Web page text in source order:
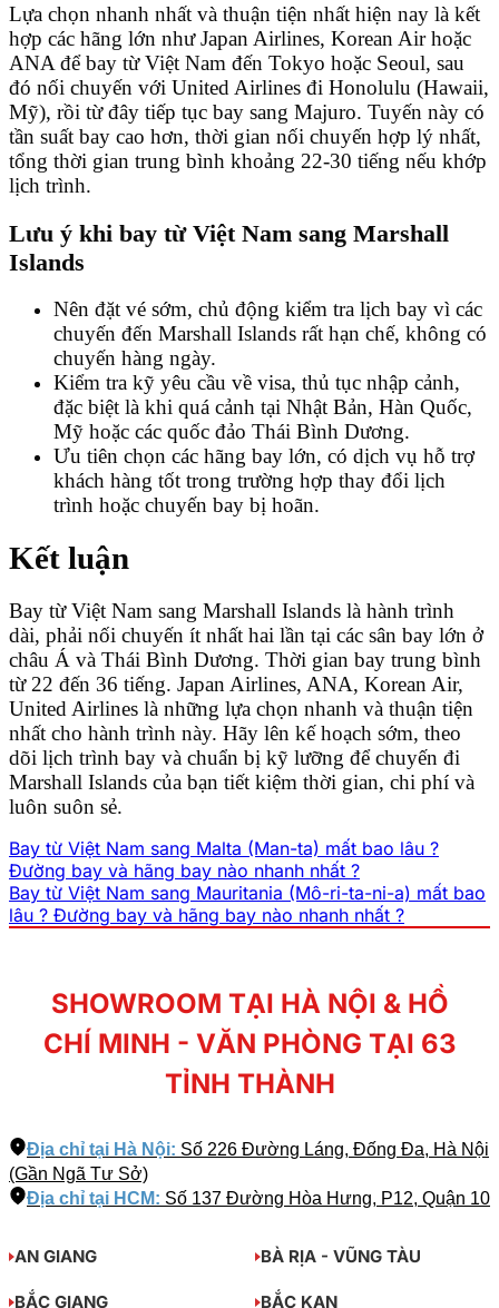
Lựa chọn nhanh nhất và thuận tiện nhất hiện nay là kết
hợp các hãng lớn như Japan Airlines, Korean Air hoặc
ANA để bay từ Việt Nam đến Tokyo hoặc Seoul, sau
đó nối chuyến với United Airlines đi Honolulu (Hawaii,
Mỹ), rồi từ đây tiếp tục bay sang Majuro. Tuyến này có
tần suất bay cao hơn, thời gian nối chuyến hợp lý nhất,
tổng thời gian trung bình khoảng 22-30 tiếng nếu khớp
lịch trình.
Lưu ý khi bay từ Việt Nam sang Marshall
Islands
Nên đặt vé sớm, chủ động kiểm tra lịch bay vì các
chuyến đến Marshall Islands rất hạn chế, không có
chuyến hàng ngày.
Kiểm tra kỹ yêu cầu về visa, thủ tục nhập cảnh,
đặc biệt là khi quá cảnh tại Nhật Bản, Hàn Quốc,
Mỹ hoặc các quốc đảo Thái Bình Dương.
Ưu tiên chọn các hãng bay lớn, có dịch vụ hỗ trợ
khách hàng tốt trong trường hợp thay đổi lịch
trình hoặc chuyến bay bị hoãn.
Kết luận
Bay từ Việt Nam sang Marshall Islands là hành trình
dài, phải nối chuyến ít nhất hai lần tại các sân bay lớn ở
châu Á và Thái Bình Dương. Thời gian bay trung bình
từ 22 đến 36 tiếng. Japan Airlines, ANA, Korean Air,
United Airlines là những lựa chọn nhanh và thuận tiện
nhất cho hành trình này. Hãy lên kế hoạch sớm, theo
dõi lịch trình bay và chuẩn bị kỹ lưỡng để chuyến đi
Marshall Islands của bạn tiết kiệm thời gian, chi phí và
luôn suôn sẻ.
Bay từ Việt Nam sang Malta (Man-ta) mất bao lâu ?
Đường bay và hãng bay nào nhanh nhất ?
Bay từ Việt Nam sang Mauritania (Mô-ri-ta-ni-a) mất bao
lâu ? Đường bay và hãng bay nào nhanh nhất ?
SHOWROOM TẠI HÀ NỘI & HỒ
CHÍ MINH - VĂN PHÒNG TẠI 63
TỈNH THÀNH
Địa chỉ tại Hà Nội: Số 226 Đường Láng, Đống Đa, Hà Nội
(Gần Ngã Tư Sở)
Địa chỉ tại HCM: Số 137 Đường Hòa Hưng, P12, Quận 10
AN GIANG BÀ RỊA - VŨNG TÀU
BẮC GIANG BẮC KẠN